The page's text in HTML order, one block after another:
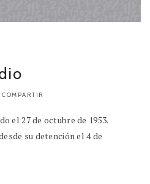
COMPARTIR
el 27 de octubre de 1953.
su detención el 4 de